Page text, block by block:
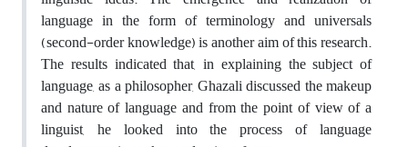
language in the form of terminology and universals
(second-order knowledge) is another aim of this research.
The results indicated that, in explaining the subject of
language, as a philosopher, Ghazali discussed the makeup
and nature of language and from the point of view of a
linguist, he looked into the process of language